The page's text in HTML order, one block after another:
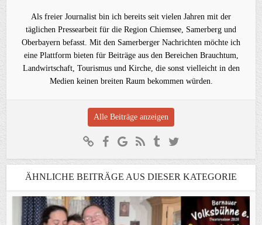
Als freier Journalist bin ich bereits seit vielen Jahren mit der
täglichen Pressearbeit für die Region Chiemsee, Samerberg und
Oberbayern befasst. Mit den Samerberger Nachrichten möchte ich
eine Plattform bieten für Beiträge aus den Bereichen Brauchtum,
Landwirtschaft, Tourismus und Kirche, die sonst vielleicht in den
Medien keinen breiten Raum bekommen würden.
Alle Beiträge anzeigen
ÄHNLICHE BEITRÄGE AUS DIESER KATEGORIE